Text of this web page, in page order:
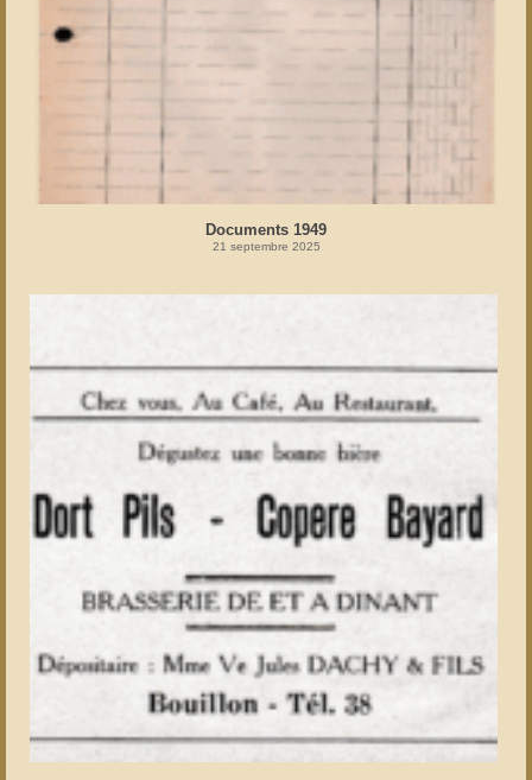
Documents 1949
21 septembre 2025